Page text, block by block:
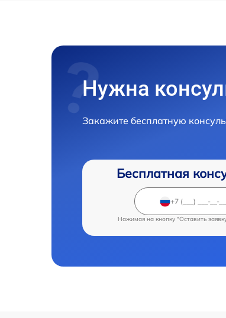
Нужна
Закажите бесплатную
Бесплатная
Нажимая на кнопку "Оставить